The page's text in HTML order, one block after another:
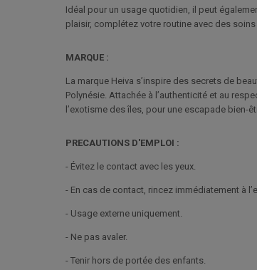
Idéal pour un usage quotidien, il peut
plaisir, complétez votre routine avec des soins
MARQUE :
La marque Heiva s’inspire des secrets de
Polynésie. Attachée à l’authenticité et au
l’exotisme des îles, pour une escapade bien-
PRECAUTIONS D'EMPLOI :
- Évitez le contact avec les yeux.
- En cas de contact, rincez immédiatement à
- Usage externe uniquement.
- Ne pas avaler.
- Tenir hors de portée des enfants.